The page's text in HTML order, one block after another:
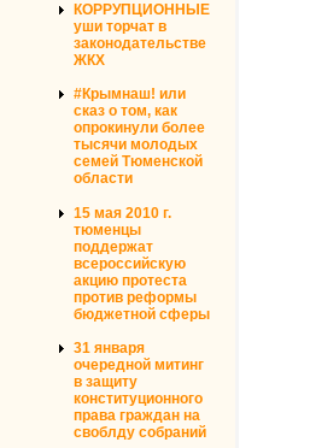
КОРРУПЦИОННЫЕ
уши торчат в
законодательстве
ЖКХ
#Крымнаш! или
сказ о том, как
опрокинули более
тысячи молодых
семей Тюменской
области
15 мая 2010 г.
тюменцы
поддержат
всероссийскую
акцию протеста
против реформы
бюджетной сферы
31 января
очередной митинг
в защиту
конституционного
права граждан на
своблду собраний